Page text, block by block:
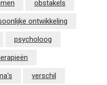
obstakels
ontwikkeling
psycholoog
verschil